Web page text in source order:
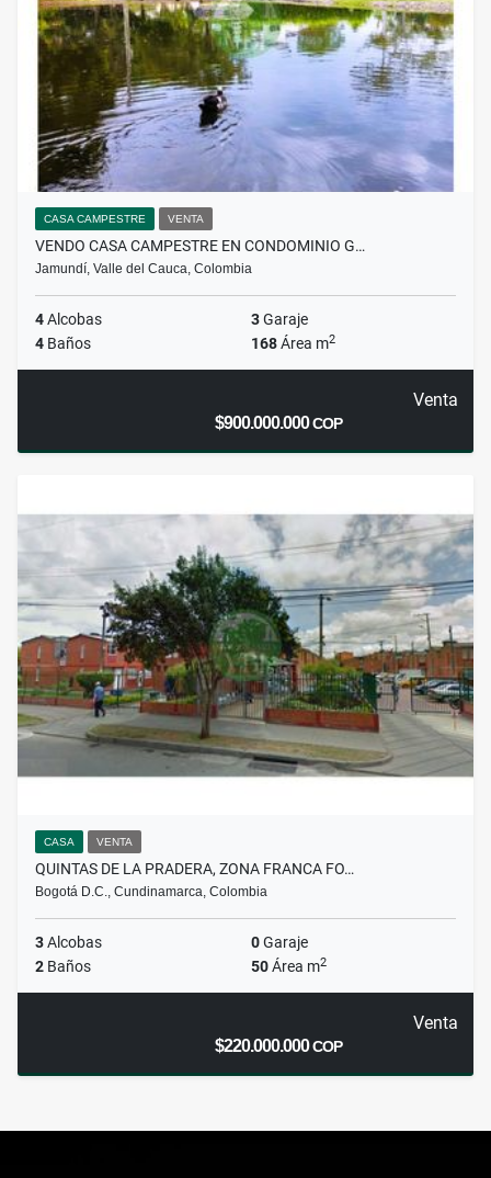
CASA CAMPESTRE VENTA
VENDO CASA CAMPESTRE EN CONDOMINIO G…
Jamundí, Valle del Cauca, Colombia
4Alcobas 3Garaje
4 Baños 168Área m2
Venta
$900.000.000COP
CASA VENTA
QUINTAS DE LA PRADERA, ZONA FRANCA FO…
Bogotá D.C., Cundinamarca, Colombia
3Alcobas 0Garaje
2 Baños 50Área m2
Venta
$220.000.000COP